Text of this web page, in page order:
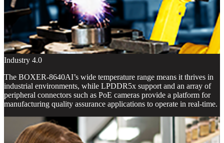
Industry 4.0
The BOXER-8640AI’s wide temperature range means it thrives in
industrial environments, while LPDDR5x support and an array of
peripheral connectors such as PoE cameras provide a platform for
manufacturing quality assurance applications to operate in real-time.